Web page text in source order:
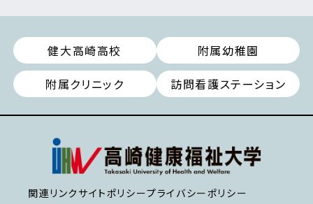
健大高崎高校
附属幼稚園
附属クリニック
訪問看護ステーション
関連リンク サイトポリシープライバシーポリシー